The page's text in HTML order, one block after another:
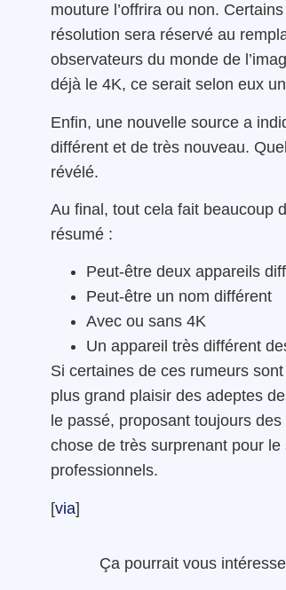
mouture l’offrira ou non.
résolution sera réservé au
observateurs du monde de
déjà le 4K, ce serait selon eux
Enfin, une nouvelle source a
différent et de très nouveau.
révélé.
Au final, tout cela fait beaucoup
résumé :
Peut-être deux appareils
Peut-être un nom différent
Avec ou sans 4K
Un appareil très différent
Si certaines de ces rumeurs
plus grand plaisir des adeptes
le passé, proposant toujours
chose de très surprenant pour
professionnels.
[via]
Ça pourrait vous